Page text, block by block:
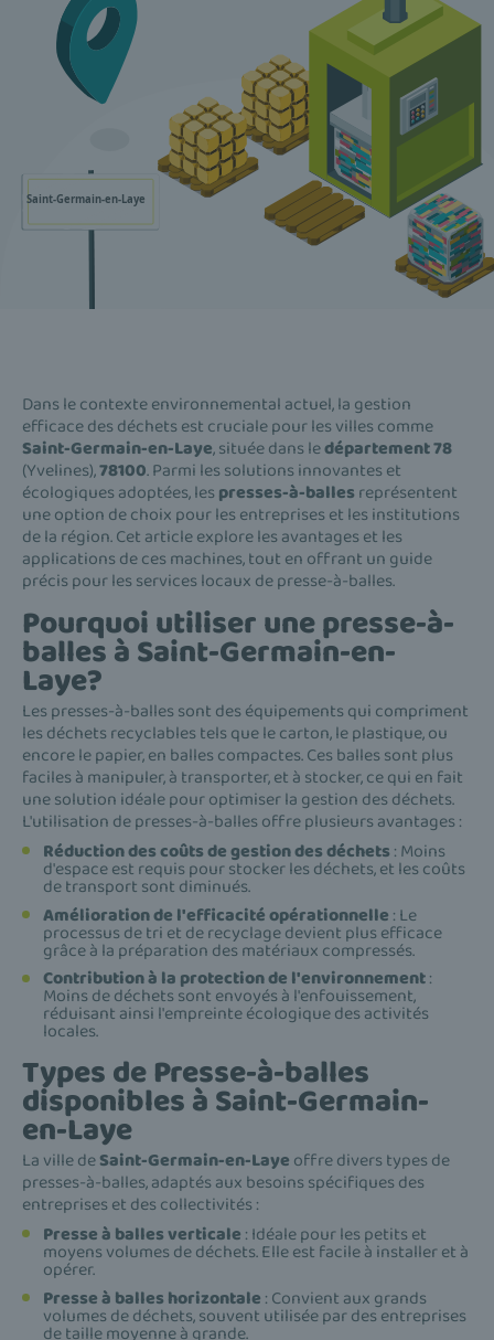
Dans le contexte environnemental actuel, la gestion
efficace des déchets est cruciale pour les villes comme
Saint-Germain-en-Laye, située dans ledépartement 78
(Yvelines),78100. Parmi les solutions innovantes et
écologiques adoptées, les presses-à-balles représentent
une option de choix pour les entreprises et les institutions
de la région. Cet article explore les avantages et les
applications de ces machines, tout en offrant un guide
précis pour les services locaux de presse-à-balles.
Pourquoi utiliser une presse-à-
balles à Saint-Germain-en-
Laye?
Les presses-à-balles sont des équipements qui compriment
les déchets recyclables tels que le carton, le plastique, ou
encore le papier, en balles compactes. Ces balles sont plus
faciles à manipuler, à transporter, et à stocker, ce qui en fait
une solution idéale pour optimiser la gestion des déchets.
L'utilisation de presses-à-balles offre plusieurs avantages :
Réduction des coûts de gestion des déchets : Moins
d'espace est requis pour stocker les déchets, et les coûts
de transport sont diminués.
Amélioration de l'efficacité opérationnelle : Le
processus de tri et de recyclage devient plus efficace
grâce à la préparation des matériaux compressés.
Contribution à la protection de l'environnement:
Moins de déchets sont envoyés à l'enfouissement,
réduisant ainsi l'empreinte écologique des activités
locales.
Types de Presse-à-balles
disponibles à Saint-Germain-
en-Laye
La ville deSaint-Germain-en-Laye offre divers types de
presses-à-balles, adaptés aux besoins spécifiques des
entreprises et des collectivités :
Presse à balles verticale : Idéale pour les petits et
moyens volumes de déchets. Elle est facile à installer et à
opérer.
Presse à balles horizontale : Convient aux grands
volumes de déchets, souvent utilisée par des entreprises
de taille moyenne à grande.